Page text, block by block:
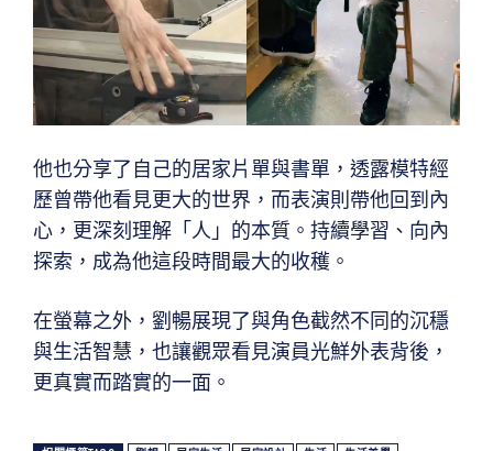
他也分享了自己的居家片單與書單，透露模特經
歷曾帶他看見更大的世界，而表演則帶他回到內
心，更深刻理解「人」的本質。持續學習、向內
探索，成為他這段時間最大的收穫。
在螢幕之外，劉暢展現了與角色截然不同的沉穩
與生活智慧，也讓觀眾看見演員光鮮外表背後，
更真實而踏實的一面。